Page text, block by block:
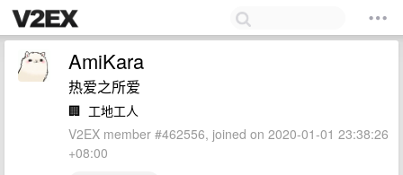
AmiKara
热爱之所爱
🏢 工地工人
V2EX member #462556, joined on 2020-01-01 23:38:26
+08:00